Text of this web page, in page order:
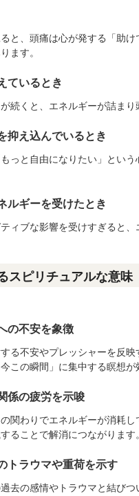
と、頭痛は心が発する「助
ます。
ているとき
続くと、エネルギーが詰まり
抑え込んでいるとき
っと自由になりたい」とい
ルギーを受けたとき
ィブな影響を受けすぎると
スピリチュアルな意味
の不安を象徴
る不安やプレッシャーを反
この瞬間」に集中する瞑想が
係の疲労を示唆
関わりでエネルギーが消耗
ることで解消につながります。
トラウマや重荷を示す
去の感情やトラウマと結び